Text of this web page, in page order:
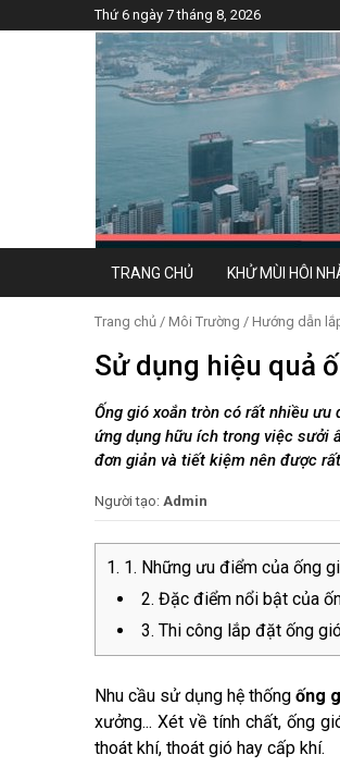
Thứ 6 ngày 7 tháng 8, 2026
TRANG CHỦ KHỬ MÙI HÔI
Trang chủ / Môi Trường / Hướng dẫn
Sử dụng hiệu quả
Ống gió xoắn tròn có rất nhiều
ứng dụng hữu ích trong việc sưởi
đơn giản và tiết kiệm nên được
Người tạo: Admin
1. Những ưu điểm của ống
2. Đặc điểm nổi bật của
3. Thi công lắp đặt ống
Nhu cầu sử dụng hệ thống ống
xưởng... Xét về tính chất, ống
thoát khí, thoát gió hay cấp khí.